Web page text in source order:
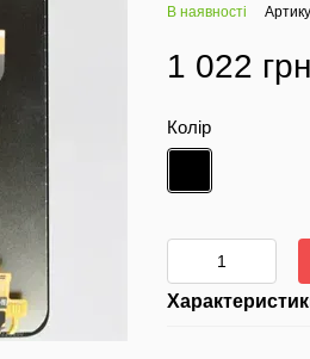
В наявності
1 022 грн
Колір